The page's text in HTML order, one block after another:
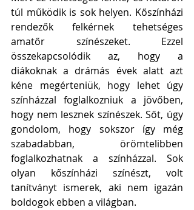
túl működik is sok helyen. Kőszínházi
rendezők felkérnek tehetséges
amatőr színészeket. Ezzel
összekapcsolódik az, hogy a
diákoknak a drámás évek alatt azt
kéne megérteniük, hogy lehet úgy
színházzal foglalkozniuk a jövőben,
hogy nem lesznek színészek. Sőt, úgy
gondolom, hogy sokszor így még
szabadabban, örömtelibben
foglalkozhatnak a színházzal. Sok
olyan kőszínházi színészt, volt
tanítványt ismerek, aki nem igazán
boldogok ebben a világban.